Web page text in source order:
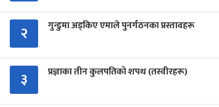
२ गुन्डुमा अड्किए एमाले पुनर्गठनका प्रस्तावहरू
३ प्रज्ञाका तीन कुलपतिको शपथ (तस्वीरहरू)